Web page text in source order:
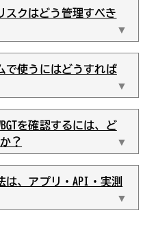
スクはどう管理すべき
で使うにはどうすれば
を確認するには、ど
？
は、アプリ・API・実測